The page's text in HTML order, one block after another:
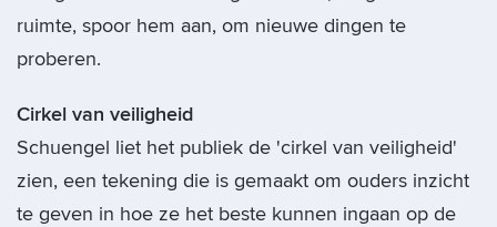
ruimte, spoor hem aan, om nieuwe dingen te
proberen.
Cirkel van veiligheid
Schuengel liet het publiek de 'cirkel van veiligheid'
zien, een tekening die is gemaakt om ouders inzicht
te geven in hoe ze het beste kunnen ingaan op de